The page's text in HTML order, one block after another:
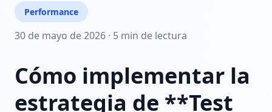
Performance
30 de mayo de 2026 · 5 min de lectura
Cómo implementar la
estrategia de **Test